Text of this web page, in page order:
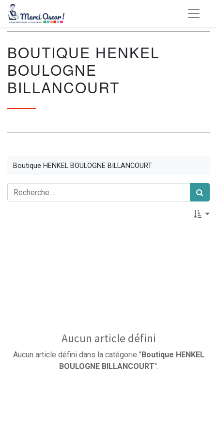
BOUTIQUE HENKEL
BOULOGNE
BILLANCOURT
Boutique HENKEL BOULOGNE BILLANCOURT
Aucun article défini
Aucun article défini dans la catégorie " Boutique HENKEL
BOULOGNE BILLANCOURT".